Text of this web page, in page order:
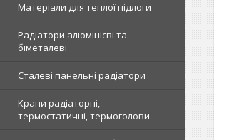
Матеріали для теплої підлоги
Радіатори алюмінієві та
біметалеві
Сталеві панельні радіатори
Крани радіаторні,
термостатичні, термоголови.